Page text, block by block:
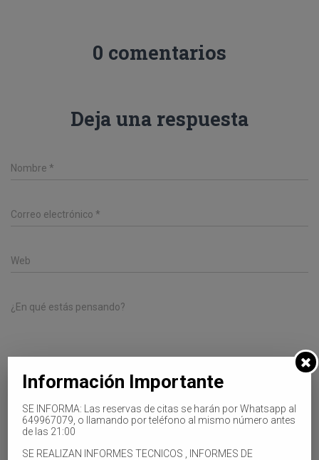
0 comentarios
Deja una respuesta
Nombre *
Correo electrónico *
Web
¿En qué estás pensando?
Guarda mi nombre, correo electrónico y web en este
navegador para la próxima vez que comente.
Información Importante
SE INFORMA: Las reservas de citas se harán por Whatsapp al
649967079, o llamando por teléfono al mismo número antes
de las 21:00
SE REALIZAN INFORMES TECNICOS , INFORMES DE